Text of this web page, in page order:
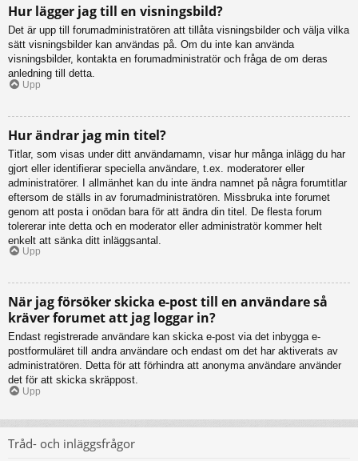
Hur lägger jag till en visningsbild?
Det är upp till forumadministratören att tillåta visningsbilder och välja vilka
sätt visningsbilder kan användas på. Om du inte kan använda
visningsbilder, kontakta en forumadministratör och fråga de om deras
anledning till detta.
Upp
Hur ändrar jag min titel?
Titlar, som visas under ditt användarnamn, visar hur många inlägg du har
gjort eller identifierar speciella användare, t.ex. moderatorer eller
administratörer. I allmänhet kan du inte ändra namnet på några forumtitlar
eftersom de ställs in av forumadministratören. Missbruka inte forumet
genom att posta i onödan bara för att ändra din titel. De flesta forum
tolererar inte detta och en moderator eller administratör kommer helt
enkelt att sänka ditt inläggsantal.
Upp
När jag försöker skicka e-post till en användare så
kräver forumet att jag loggar in?
Endast registrerade användare kan skicka e-post via det inbygga e-
postformuläret till andra användare och endast om det har aktiverats av
administratören. Detta för att förhindra att anonyma användare använder
det för att skicka skräppost.
Upp
Tråd- och inläggsfrågor